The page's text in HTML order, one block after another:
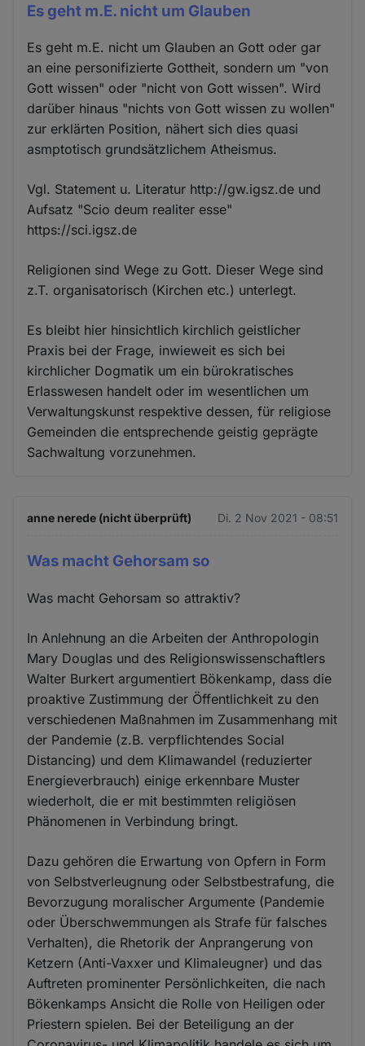
Es geht m.E. nicht um Glauben
Es geht m.E. nicht um Glauben an Gott oder gar
an eine personifizierte Gottheit, sondern um "von
Gott wissen" oder "nicht von Gott wissen". Wird
darüber hinaus "nichts von Gott wissen zu wollen"
zur erklärten Position, nähert sich dies quasi
asmptotisch grundsätzlichem Atheismus.
Vgl. Statement u. Literatur http://gw.igsz.de und
Aufsatz "Scio deum realiter esse"
https://sci.igsz.de
Religionen sind Wege zu Gott. Dieser Wege sind
z.T. organisatorisch (Kirchen etc.) unterlegt.
Es bleibt hier hinsichtlich kirchlich geistlicher
Praxis bei der Frage, inwieweit es sich bei
kirchlicher Dogmatik um ein bürokratisches
Erlasswesen handelt oder im wesentlichen um
Verwaltungskunst respektive dessen, für religiose
Gemeinden die entsprechende geistig geprägte
Sachwaltung vorzunehmen.
anne nerede (nicht überprüft) Di. 2 Nov 2021 - 08:51
Was macht Gehorsam so
Was macht Gehorsam so attraktiv?
In Anlehnung an die Arbeiten der Anthropologin
Mary Douglas und des Religionswissenschaftlers
Walter Burkert argumentiert Bökenkamp, dass die
proaktive Zustimmung der Öffentlichkeit zu den
verschiedenen Maßnahmen im Zusammenhang mit
der Pandemie (z.B. verpflichtendes Social
Distancing) und dem Klimawandel (reduzierter
Energieverbrauch) einige erkennbare Muster
wiederholt, die er mit bestimmten religiösen
Phänomenen in Verbindung bringt.
Dazu gehören die Erwartung von Opfern in Form
von Selbstverleugnung oder Selbstbestrafung, die
Bevorzugung moralischer Argumente (Pandemie
oder Überschwemmungen als Strafe für falsches
Verhalten), die Rhetorik der Anprangerung von
Ketzern (Anti-Vaxxer und Klimaleugner) und das
Auftreten prominenter Persönlichkeiten, die nach
Bökenkamps Ansicht die Rolle von Heiligen oder
Priestern spielen. Bei der Beteiligung an der